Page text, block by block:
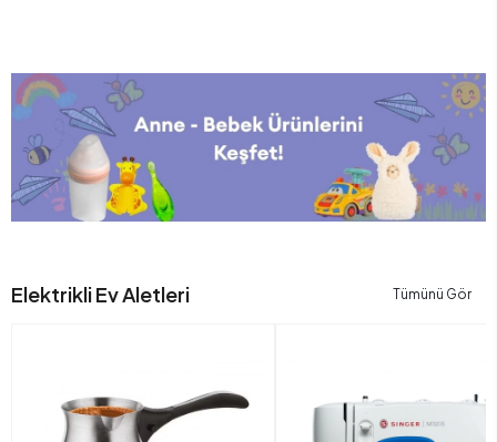
Elektrikli Ev Aletleri Tümünü Gör